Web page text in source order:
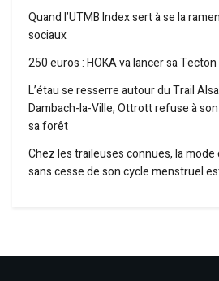
Quand l’UTMB Index sert à se la
sociaux
250 euros : HOKA va lancer sa
L’étau se resserre autour du Trail
Dambach-la-Ville, Ottrott refuse à
sa forêt
Chez les traileuses connues, la
sans cesse de son cycle menstruel